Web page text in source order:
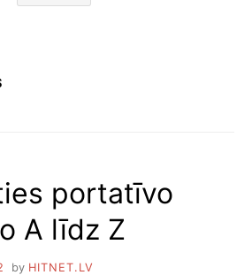
portatīvo
A līdz Z
by HITNET.LV